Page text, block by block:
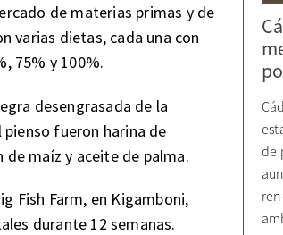
de materias primas y de
varias dietas, cada una con
75% y 100%.
desengrasada de la
pienso fueron harina de
maíz y aceite de palma.
Fish Farm, en Kigamboni,
durante 12 semanas.
de